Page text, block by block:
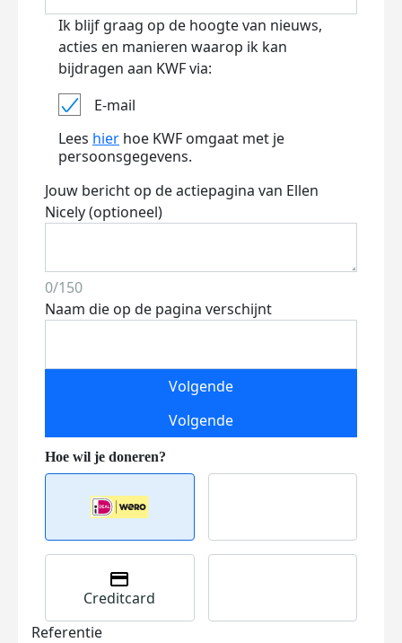
Ik blijf graag op de hoogte van nieuws,
acties en manieren waarop ik kan
bijdragen aan KWF via:
E-mail
Lees hier hoe KWF omgaat met je
persoonsgegevens.
Jouw bericht op de actiepagina van Ellen
Nicely (optioneel)
0/150
Naam die op de pagina verschijnt
Volgende
Volgende
Creditcard
Referentie